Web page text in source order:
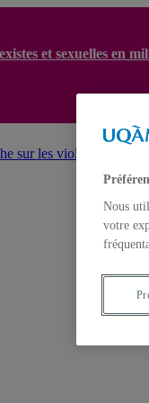
et sexuelles en
sur les violences
Nous
votre